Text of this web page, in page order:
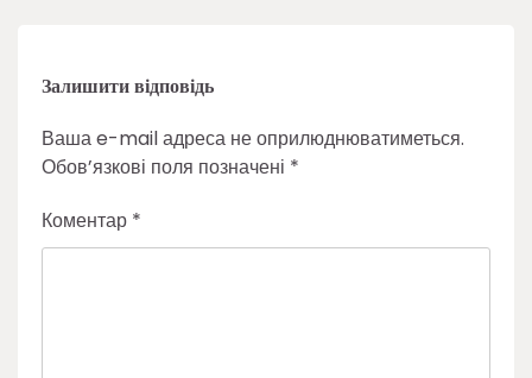
Залишити відповідь
Ваша e-mail адреса не оприлюднюватиметься.
Обов’язкові поля позначені *
Коментар *